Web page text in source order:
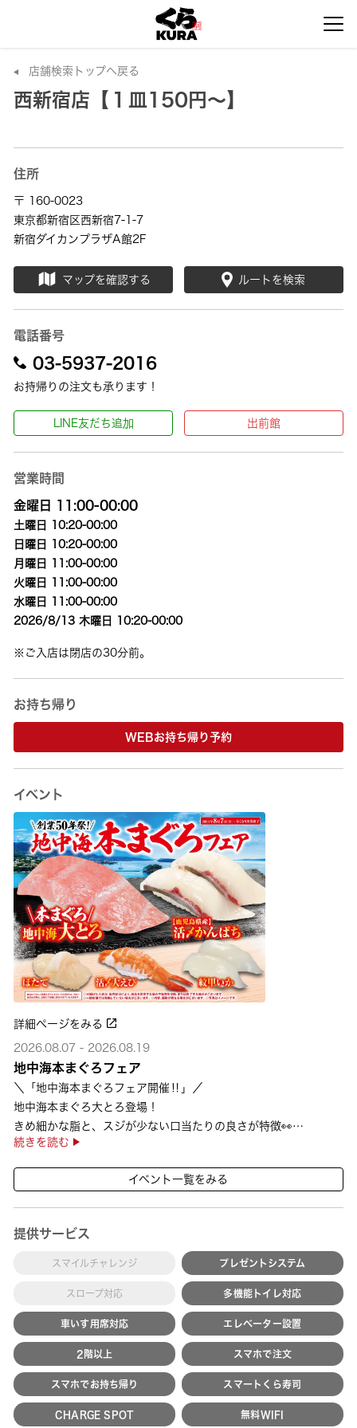
店舗検索トップへ戻る
西新宿店【１皿150円～】
住所
〒 160-0023
東京都新宿区西新宿7-1-7
新宿ダイカンプラザA館2F
マップを確認する ルートを検索
電話番号
03-5937-2016
お持帰りの注文も承ります！
LINE友だち追加 出前館
営業時間
金曜日 11:00-00:00
土曜日 10:20-00:00
日曜日 10:20-00:00
月曜日 11:00-00:00
火曜日 11:00-00:00
水曜日 11:00-00:00
2026/8/13 木曜日 10:20-00:00
※ご入店は閉店の30分前。
お持ち帰り
WEBお持ち帰り予約
イベント
詳細ページをみる
2026.08.07 - 2026.08.19
地中海本まぐろフェア
＼「地中海本まぐろフェア開催‼」／
地中海本まぐろ大とろ登場！
きめ細かな脂と、スジが少ない口当たりの良さが特徴👀
さらに、鹿児島で育った高級魚【鹿児島県産活〆かんぱち】など
続きを読む
イベント一覧をみる
提供サービス
スマイルチャレンジ プレゼントシステム
スロープ対応 多機能トイレ対応
車いす用席対応 エレベーター設置
2階以上 スマホで注文
スマホでお持ち帰り スマートくら寿司
CHARGE SPOT 無料WIFI